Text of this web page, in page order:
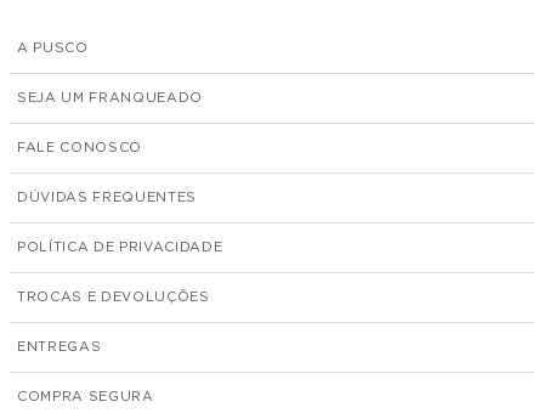
A PUSCO
SEJA UM FRANQUEADO
FALE CONOSCO
DÚVIDAS FREQUENTES
POLÍTICA DE PRIVACIDADE
TROCAS E DEVOLUÇÕES
ENTREGAS
COMPRA SEGURA